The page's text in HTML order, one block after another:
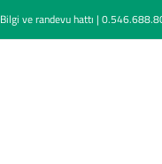
Bilgi ve randevu hattı |